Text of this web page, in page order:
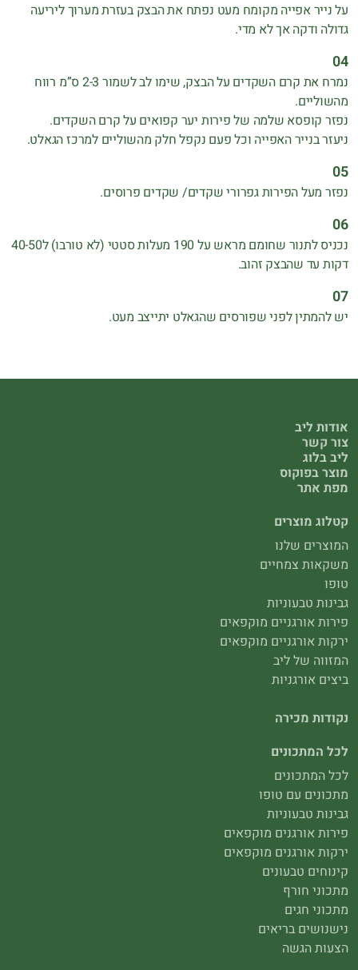
על נייר אפייה מקומח מעט נפתח את הבצק בעזרת מערוך ליריעה
גדולה ודקה אך לא מדי.
נמרח את קרם השקדים על הבצק, שימו לב לשמור 2-3 ס”מ רווח
מהשוליים.
נפזר קופסא שלמה של פירות יער קפואים על קרם השקדים.
ניעזר בנייר האפייה וכל פעם נקפל חלק מהשוליים למרכז הגאלט.
נפזר מעל הפירות גפרורי שקדים/ שקדים פרוסים.
נכניס לתנור שחומם מראש על 190 מעלות סטטי (לא טורבו) ל40-50
דקות עד שהבצק זהוב.
יש להמתין לפני שפורסים שהגאלט יתייצב מעט.
אודות ליב
צור קשר
ליב בלוג
מוצר בפוקוס
מפת אתר
קטלוג מוצרים
המוצרים שלנו
משקאות צמחיים
טופו
גבינות טבעוניות
פירות אורגניים מוקפאים
ירקות אורגניים מוקפאים
המזווה של ליב
ביצים אורגניות
נקודות מכירה
לכל המתכונים
לכל המתכונים
מתכונים עם טופו
גבינות טבעוניות
פירות אורגנים מוקפאים
ירקות אורגנים מוקפאים
קינוחים טבעונים
מתכוני חורף
מתכוני חגים
נישנושים בריאים
הצעות הגשה